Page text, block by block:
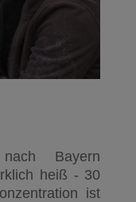
Bayern
heiß - 30
ist